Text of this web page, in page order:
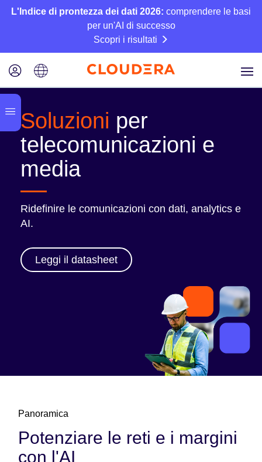
L'Indice di prontezza dei dati 2026: comprendere le basi
per un'AI di successo
Scopri i risultati
Soluzioni per
telecomunicazioni e
media
Ridefinire le comunicazioni con dati, analytics e
AI.
Leggi il datasheet
Panoramica
Potenziare le reti e i margini
con l'AI